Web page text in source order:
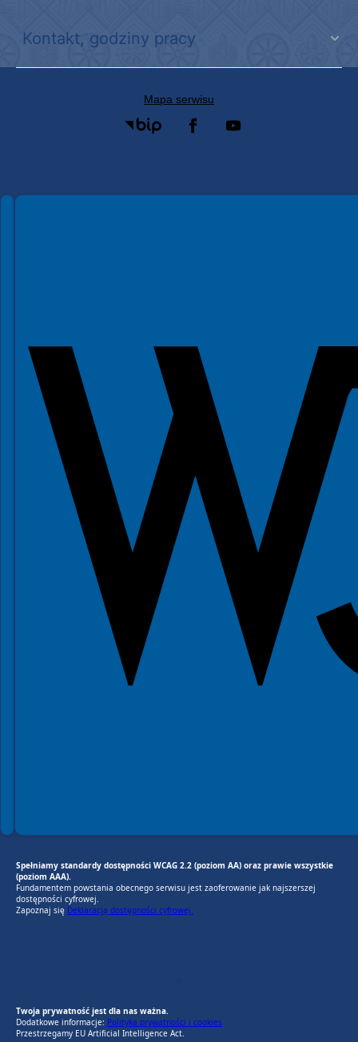
Kontakt, godziny pracy
Mapa serwisu
Spełniamy standardy WCAG 2.2
Spełniamy standardy W3C
Spełniamy standardy dostępności WCAG 2.2 (poziom AA) oraz prawie wszystkie
(poziom AAA).
Fundamentem powstania obecnego serwisu jest zaoferowanie jak najszerszej
dostępności cyfrowej.
Zapoznaj się Deklaracją dostępności cyfrowej.
Twoja prywatność jest dla nas ważna.
Dodatkowe informacje: Polityka prywatności i cookies
Przestrzegamy EU Artificial Intelligence Act.